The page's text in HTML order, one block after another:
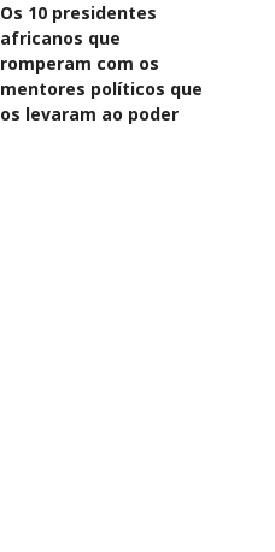
Os 10 presidentes
africanos que
romperam com os
mentores políticos que
os levaram ao poder